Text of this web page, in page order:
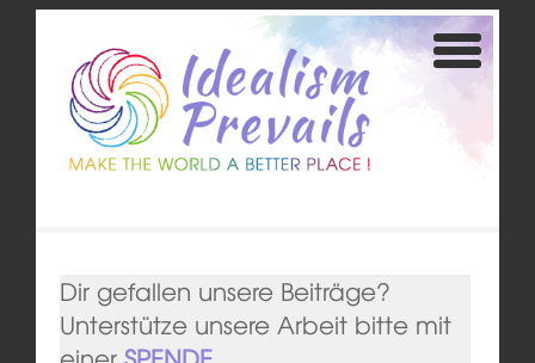
Dir gefallen unsere Beiträge?
Unterstütze unsere Arbeit bitte mit